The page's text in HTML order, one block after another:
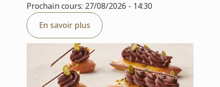
Prochain cours: 27/08/2026 - 14:30
En savoir plus